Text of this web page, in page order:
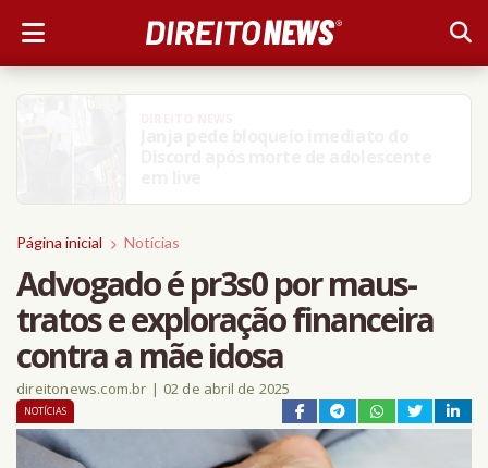
Página inicial Notícias
Advogado é pr3s0 por maus-
tratos e exploração financeira
contra a mãe idosa
direitonews.com.br | 02 de abril de 2025
NOTÍCIAS